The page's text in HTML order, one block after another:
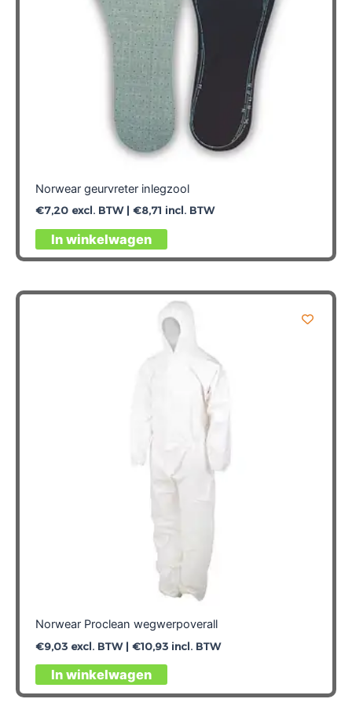
Norwear geurvreter inlegzool
€7,20excl. BTW | €8,71 incl. BTW
In winkelwagen
Norwear Proclean wegwerpoverall
€9,03excl. BTW | €10,93incl. BTW
In winkelwagen
Dit
product